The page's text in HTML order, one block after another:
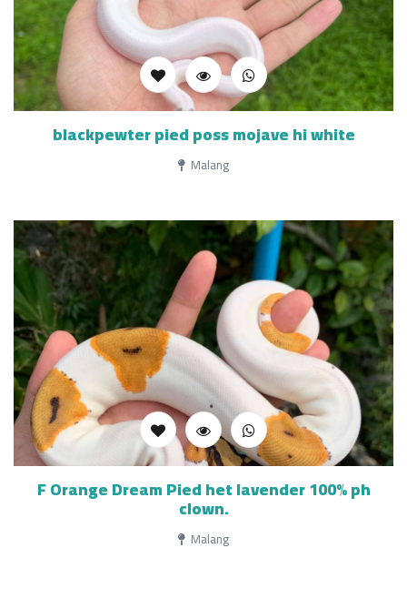
blackpewter pied poss mojave hi white
Malang
F Orange Dream Pied het lavender 100% ph
clown.
Malang